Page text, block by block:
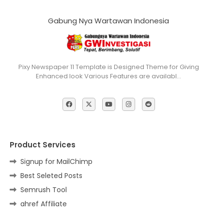
Gabung Nya Wartawan Indonesia
Pixy Newspaper 11 Template is Designed Theme for Giving
Enhanced look Various Features are availabl…
Product Services
Signup for MailChimp
Best Seleted Posts
Semrush Tool
ahref Affiliate